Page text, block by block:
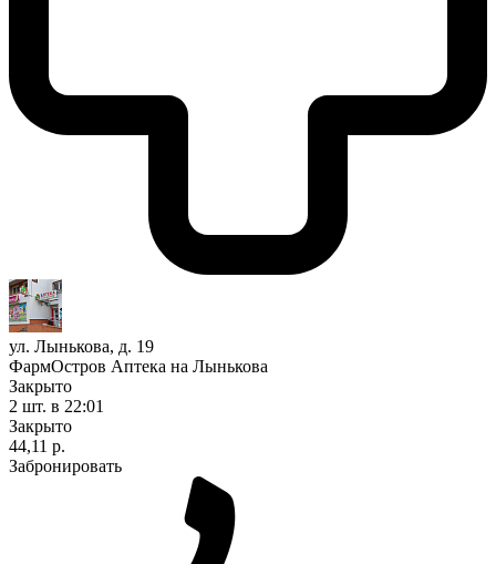
ул. Лынькова, д. 19
ФармОстров Аптека на Лынькова
Закрыто
2 шт. в 22:01
Закрыто
44,11 р.
Забронировать